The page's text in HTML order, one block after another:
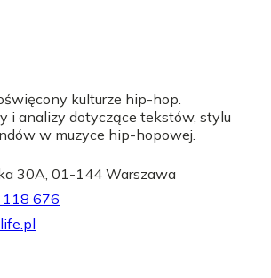
kulturze hip-hop.
i analizy dotyczące tekstów, stylu
w muzyce hip-hopowej.
30A, 01-144 Warszawa
676